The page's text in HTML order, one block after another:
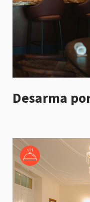
Desarma